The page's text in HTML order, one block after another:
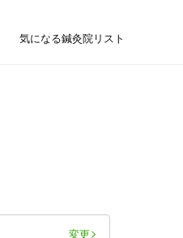
気になる鍼灸院リスト
変更